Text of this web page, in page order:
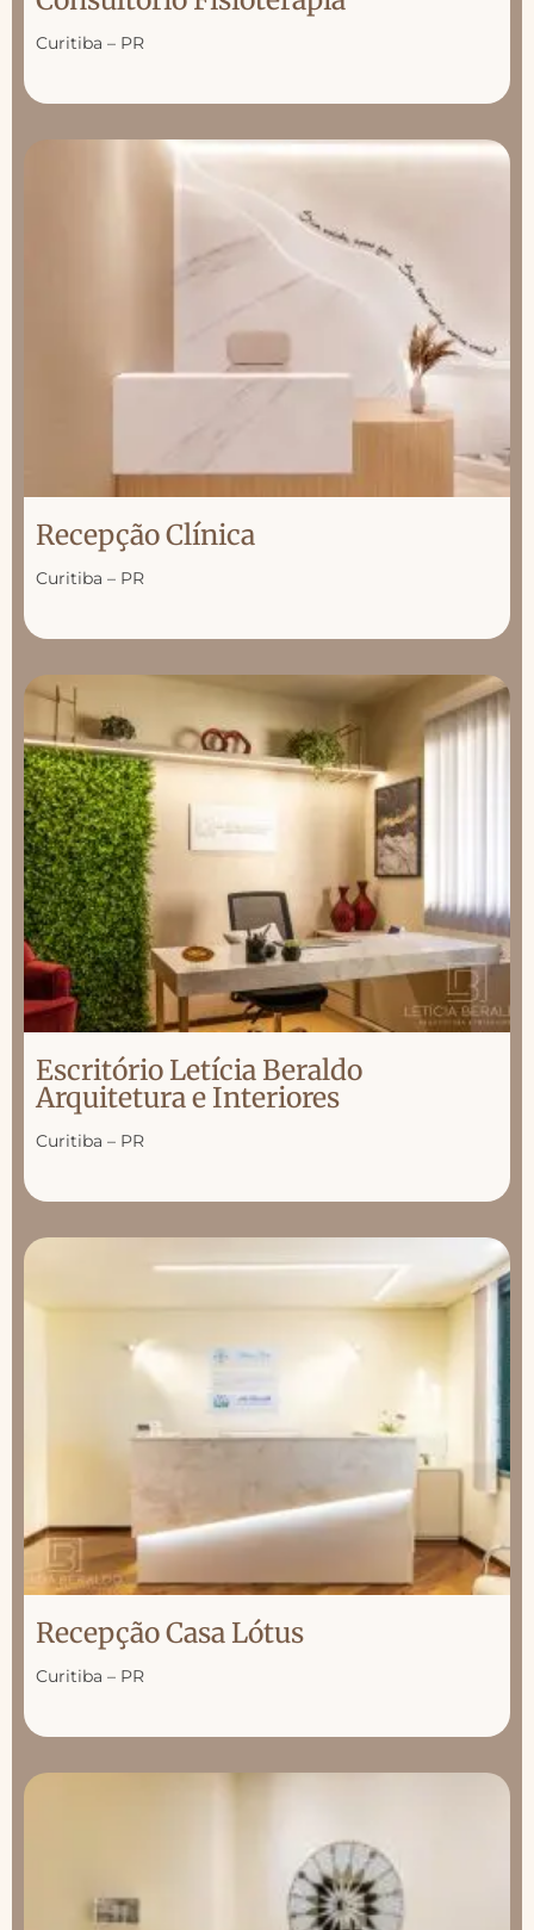
Curitiba – PR
Recepção Clínica
Curitiba – PR
Escritório Letícia Beraldo
Arquitetura e Interiores
Curitiba – PR
Recepção Casa Lótus
Curitiba – PR